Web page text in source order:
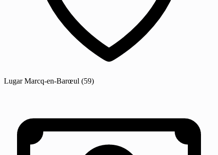
Lugar Marcq-en-Barœul (59)